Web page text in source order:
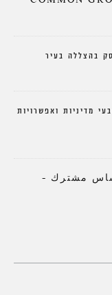
מדיניות ואפשרויות
أساس مشترك –